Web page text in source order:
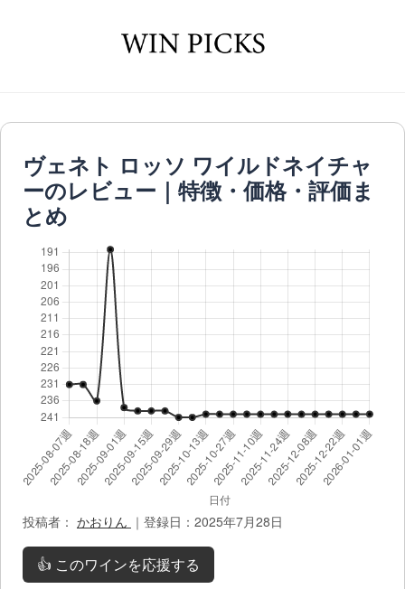
ヴェネト ロッソ ワイルドネイチャ
ーのレビュー｜特徴・価格・評価ま
とめ
投稿者： かおりん ｜登録日：2025年7月28日
👍 このワインを応援する